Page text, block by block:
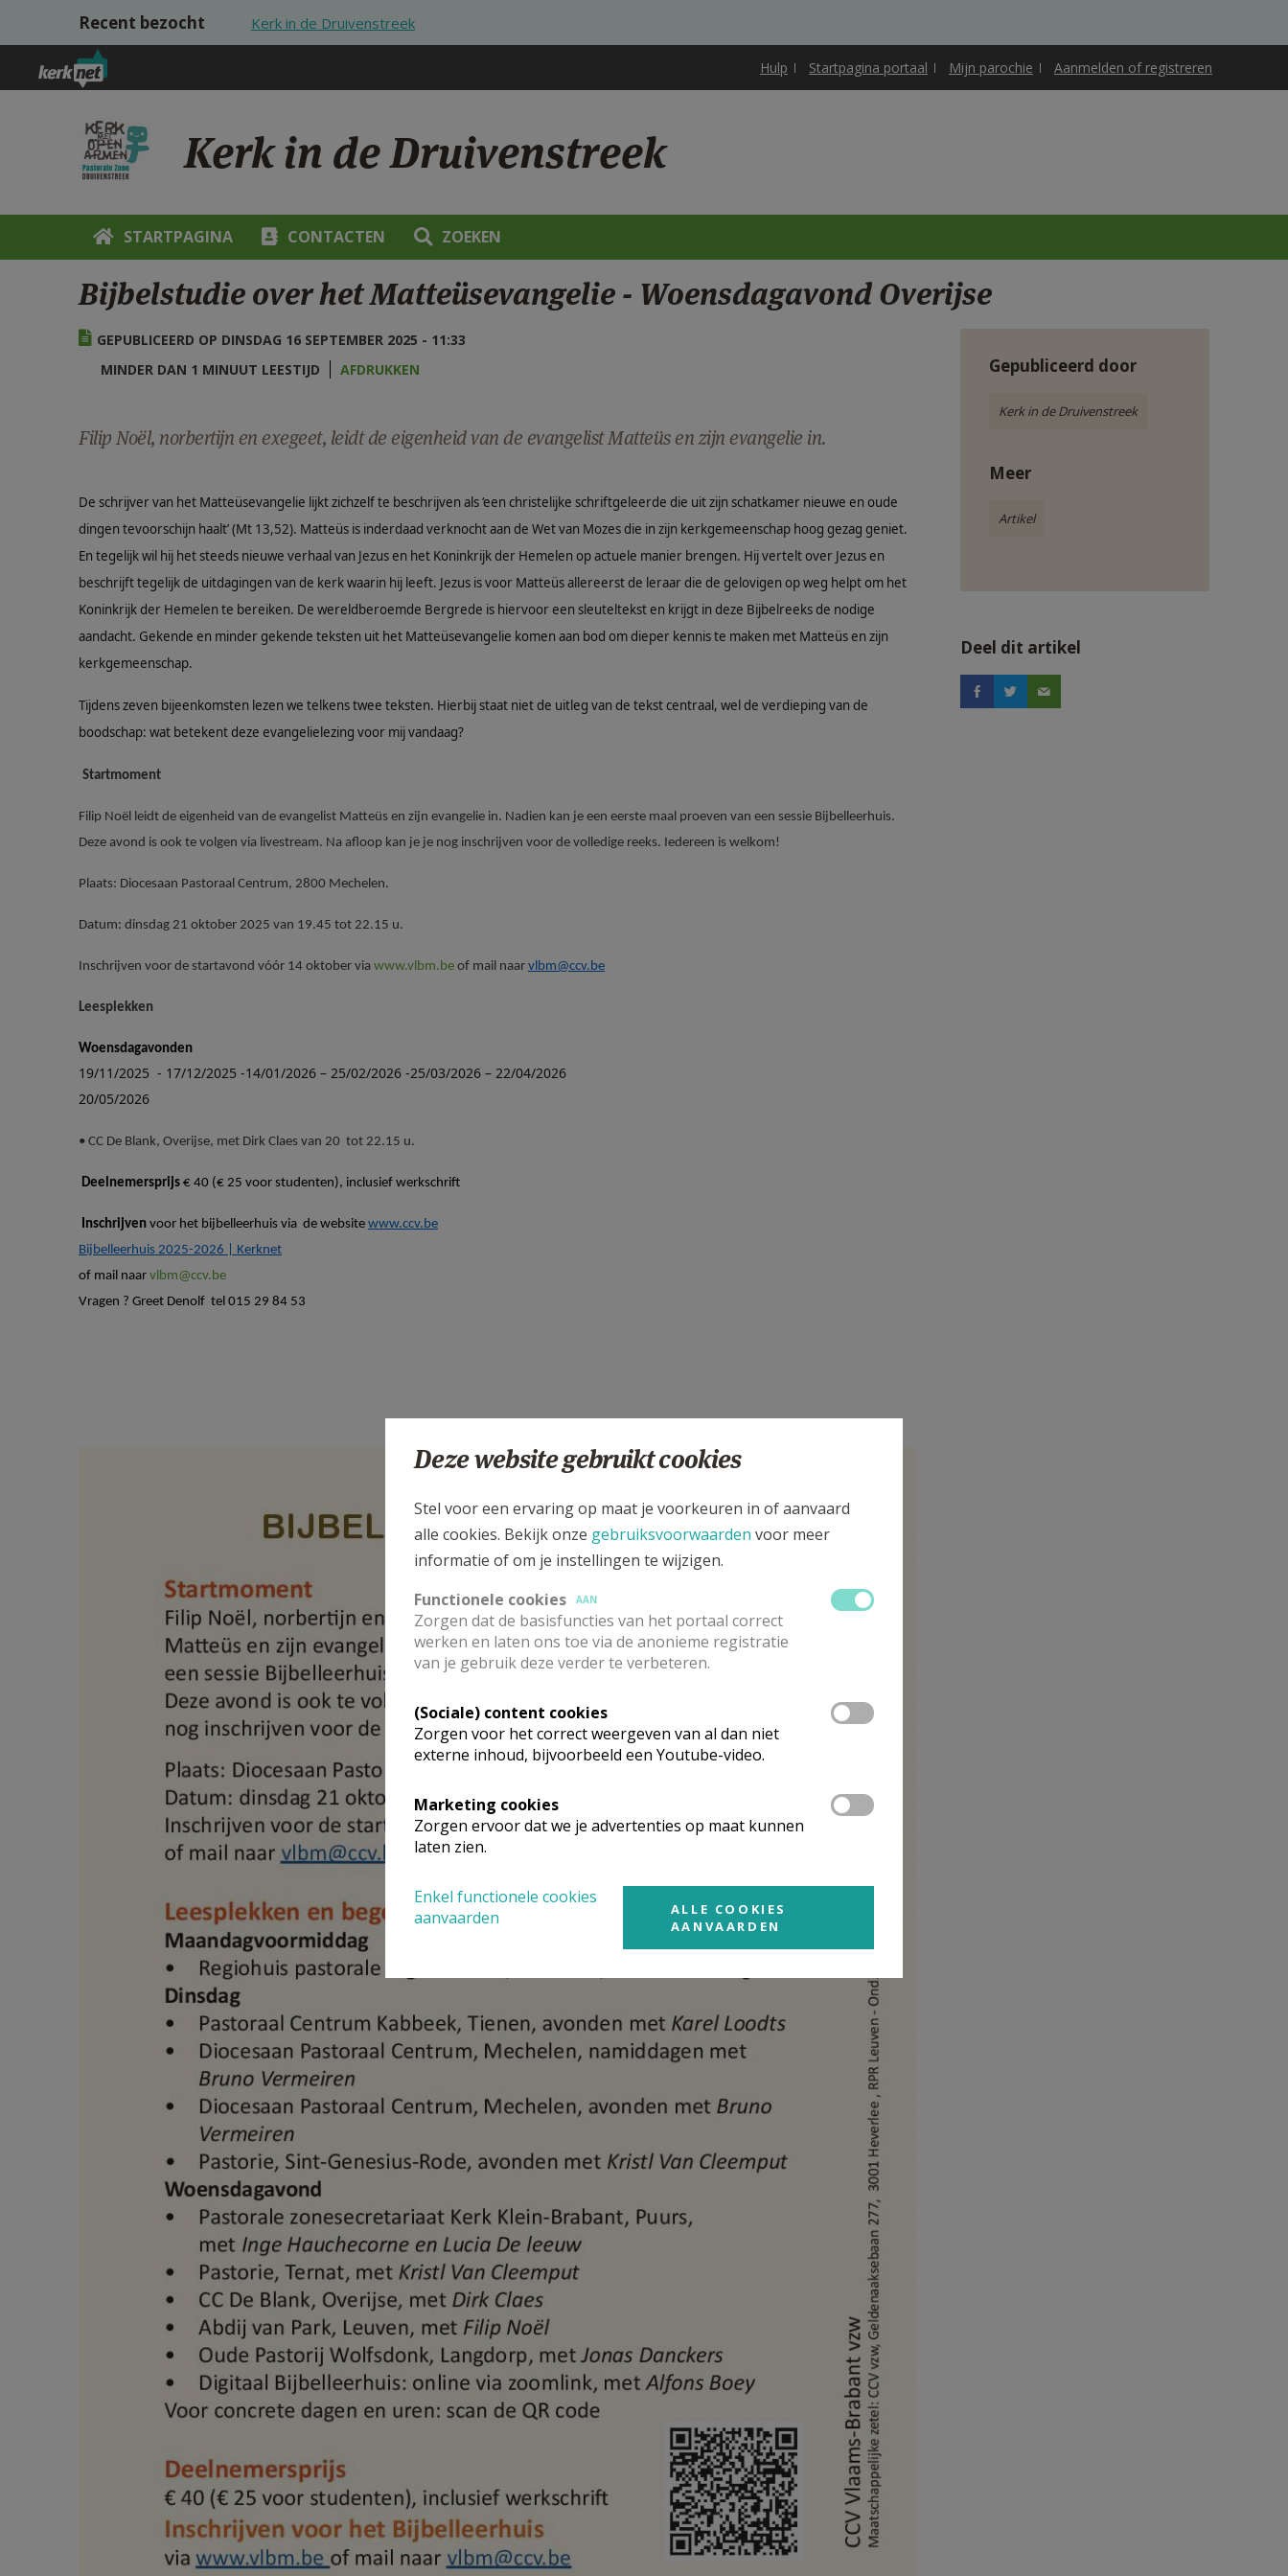
Overslaan en naar de inhoud gaan
Recent bezocht Kerk in de Druivenstreek
Hulp Startpagina portaal Mijn parochie Aanmelden of registreren
Kerk in de Druivenstreek
STARTPAGINA CONTACTEN ZOEKEN
Bijbelstudie over het Matteüsevangelie - Woensdagavond Overijse
GEPUBLICEERD OP DINSDAG 16 SEPTEMBER 2025 - 11:33
MINDER DAN 1 MINUUT LEESTIJD
AFDRUKKEN
Filip Noël, norbertijn en exegeet, leidt de eigenheid van de evangelist Matteüs en zijn evangelie in.
De schrijver van het Matteüsevangelie lijkt zichzelf te beschrijven als ‘een christelijke schriftgeleerde die uit zijn schatkamer nieuwe en oude
dingen tevoorschijn haalt’ (Mt 13,52). Matteüs is inderdaad verknocht aan de Wet van Mozes die in zijn kerkgemeenschap hoog gezag geniet.
En tegelijk wil hij het steeds nieuwe verhaal van Jezus en het Koninkrijk der Hemelen op actuele manier brengen. Hij vertelt over Jezus en
beschrijft tegelijk de uitdagingen van de kerk waarin hij leeft. Jezus is voor Matteüs allereerst de leraar die de gelovigen op weg helpt om het
Koninkrijk der Hemelen te bereiken. De wereldberoemde Bergrede is hiervoor een sleuteltekst en krijgt in deze Bijbelreeks de nodige
aandacht. Gekende en minder gekende teksten uit het Matteüsevangelie komen aan bod om dieper kennis te maken met Matteüs en zijn
kerkgemeenschap.
Tijdens zeven bijeenkomsten lezen we telkens twee teksten. Hierbij staat niet de uitleg van de tekst centraal, wel de verdieping van de
boodschap: wat betekent deze evangelielezing voor mij vandaag?
Startmoment
Filip Noël leidt de eigenheid van de evangelist Matteüs en zijn evangelie in. Nadien kan je een eerste maal proeven van een sessie Bijbelleerhuis.
Deze avond is ook te volgen via livestream. Na afloop kan je je nog inschrijven voor de volledige reeks. Iedereen is welkom!
Plaats: Diocesaan Pastoraal Centrum, 2800 Mechelen.
Datum: dinsdag 21 oktober 2025 van 19.45 tot 22.15 u.
Inschrijven voor de startavond vóór 14 oktober via www.vlbm.be of mail naar vlbm@ccv.be
Leesplekken
Woensdagavonden
19/11/2025 - 17/12/2025 -14/01/2026 – 25/02/2026 -25/03/2026 – 22/04/2026
20/05/2026
• CC De Blank, Overijse, met Dirk Claes van 20 tot 22.15 u.
Deelnemersprijs € 40 (€ 25 voor studenten), inclusief werkschrift
Inschrijven voor het bijbelleerhuis via de website www.ccv.be
Bijbelleerhuis 2025-2026 | Kerknet
of mail naar vlbm@ccv.be
Vragen ? Greet Denolf tel 015 29 84 53
Gepubliceerd door
Kerk in de Druivenstreek
Meer
Artikel
Deel dit artikel
Deze website gebruikt cookies
Stel voor een ervaring op maat je voorkeuren in of aanvaard
alle cookies. Bekijk onze gebruiksvoorwaarden voor meer
informatie of om je instellingen te wijzigen.
Functionele cookies
AAN
Zorgen dat de basisfuncties van het portaal correct
werken en laten ons toe via de anonieme registratie
van je gebruik deze verder te verbeteren.
(Sociale) content cookies
Zorgen voor het correct weergeven van al dan niet
externe inhoud, bijvoorbeeld een Youtube-video.
Marketing cookies
Zorgen ervoor dat we je advertenties op maat kunnen
laten zien.
Enkel functionele cookies
aanvaarden
ALLE COOKIES
AANVAARDEN